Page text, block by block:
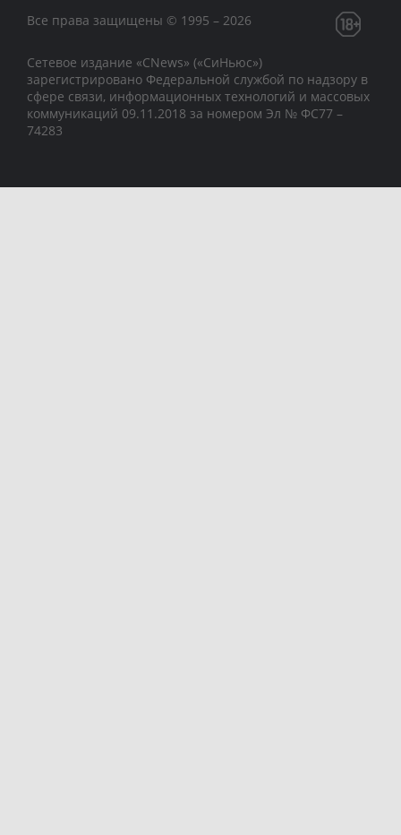
Все права защищены © 1995 – 2026
Сетевое издание «CNews» («СиНьюс»)
зарегистрировано Федеральной службой по надзору в
сфере связи, информационных технологий и массовых
коммуникаций 09.11.2018 за номером Эл № ФС77 –
74283